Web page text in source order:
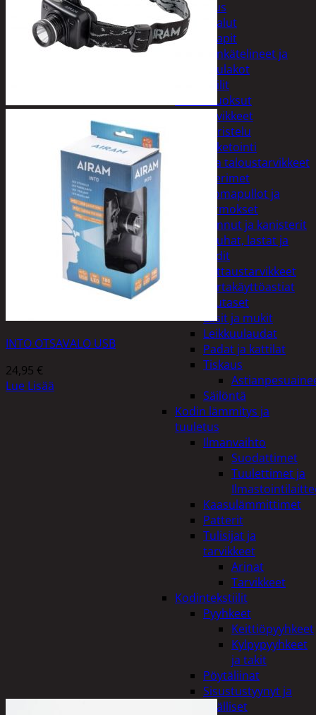
Koti ja sisustus
Huonekalut
Kaapit
Kenkätelineet ja
naulakot
Peilit
Huonetuoksut
Juhlatarvikkeet
Koristelu
Paketointi
Keittiö ja taloustarvikkeet
Aterimet
Juomapullot ja
termokset
Kannut ja kanisterit
Kauhat, lastat ja
sudit
Kattaustarvikkeet
Kertakäyttöastiat
Lautaset
Lasit ja mukit
Leikkuulaudat
Padat ja kattilat
Tiskaus
Säilöntä
Kodin lämmitys ja
tuuletus
Ilmanvaihto
Suodattimet
Tuulettimet ja
Kaasulämmittimet
Patterit
Tulisijat ja
tarvikkeet
Arinat
Tarvikkeet
Kodintekstiilit
Pyyhkeet
Keittiöpyyhkeet
Kylpypyyhkeet
ja takit
Pöytäliinat
Sisustustyynyt ja
päälliset
INTO OTSAVALO USB
24,95 €
Lue Lisää